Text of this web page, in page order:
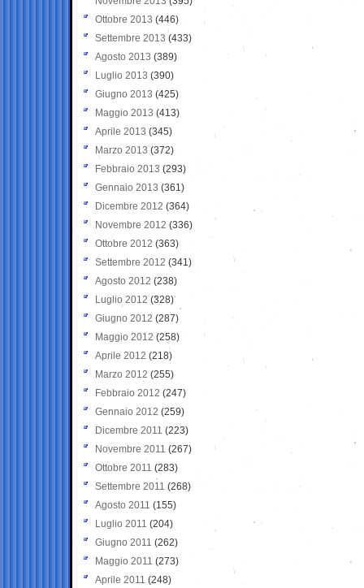
Ottobre 2013 (446)
Settembre 2013 (433)
Agosto 2013 (389)
Luglio 2013 (390)
Giugno 2013 (425)
Maggio 2013 (413)
Aprile 2013 (345)
Marzo 2013 (372)
Febbraio 2013 (293)
Gennaio 2013 (361)
Dicembre 2012 (364)
Novembre 2012 (336)
Ottobre 2012 (363)
Settembre 2012 (341)
Agosto 2012 (238)
Luglio 2012 (328)
Giugno 2012 (287)
Maggio 2012 (258)
Aprile 2012 (218)
Marzo 2012 (255)
Febbraio 2012 (247)
Gennaio 2012 (259)
Dicembre 2011 (223)
Novembre 2011 (267)
Ottobre 2011 (283)
Settembre 2011 (268)
Agosto 2011 (155)
Luglio 2011 (204)
Giugno 2011 (262)
Maggio 2011 (273)
Aprile 2011 (248)